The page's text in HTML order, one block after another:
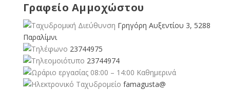
Γραφείο Αμμοχώστου
Γρηγόρη Αυξεντίου 3, 5288
Παραλίμνι
23744975
23744974
08:00 – 14:00 Καθημερινά
famagusta@